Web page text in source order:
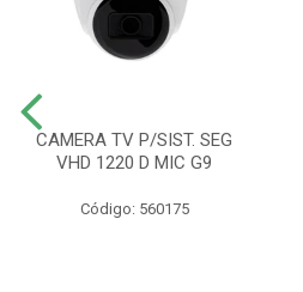
CAMERA TV P/SIST. SEG
VHD 1220 D MIC G9
Código: 560175